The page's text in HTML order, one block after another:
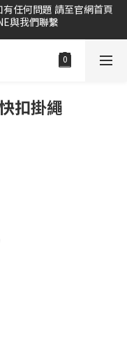
免運 // 新會員領$10購
免運 // 新會員領$10購
任何問題 請至官網首頁
與我們聯繫
扣掛繩